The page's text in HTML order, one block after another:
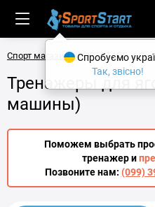
Спорт магазин SPORTSTART
Тренажеры для
машины)
Поможем выбрать
тренажер и
Позвоните нам: (099)
Спробуємо
Так, звісно!